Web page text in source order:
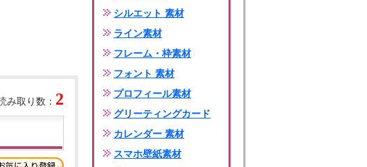
み取り数： 2
シルエット 素材
ライン素材
フレーム・枠素材
フォント 素材
プロフィール素材
グリーティングカード
カレンダー 素材
スマホ壁紙素材